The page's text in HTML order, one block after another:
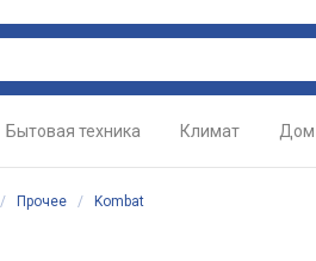
Бытовая техника Климат Дом
Прочее / Kombat